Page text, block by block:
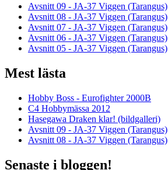
Avsnitt 09 - JA-37 Viggen (Tarangus)
Avsnitt 08 - JA-37 Viggen (Tarangus)
Avsnitt 07 - JA-37 Viggen (Tarangus)
Avsnitt 06 - JA-37 Viggen (Tarangus)
Avsnitt 05 - JA-37 Viggen (Tarangus)
Mest lästa
Hobby Boss - Eurofighter 2000B
C4 Hobbymässa 2012
Hasegawa Draken klar! (bildgalleri)
Avsnitt 09 - JA-37 Viggen (Tarangus)
Avsnitt 08 - JA-37 Viggen (Tarangus)
Senaste i bloggen!